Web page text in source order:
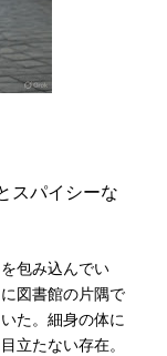
スパイシーな
包み込んでい
図書館の片隅で
た。細身の体に
立たない存在。